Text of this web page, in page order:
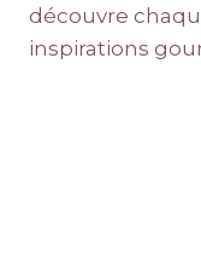
découvre
inspirations